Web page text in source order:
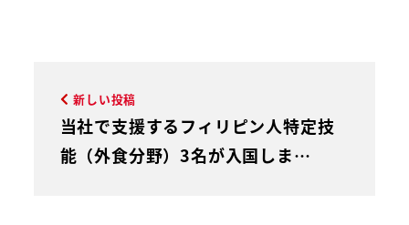
新しい投稿
当社で支援するフィリピン人特定技
能（外食分野）3名が入国しま…